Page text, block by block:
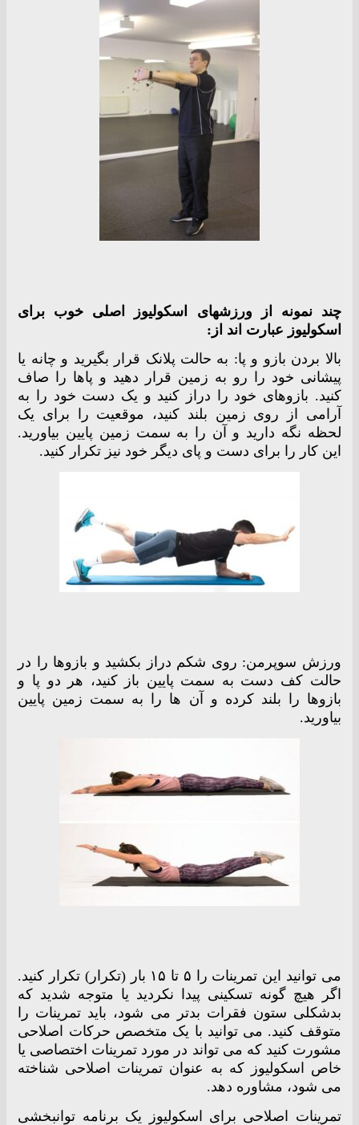
چند نمونه از ورزشهای اسکولیوز اصلی خوب برای
اسکولیوز عبارت اند از:
بالا بردن بازو و پا: به حالت پلانک قرار بگیرید و چانه یا
پیشانی خود را رو به زمین قرار دهید و پاها را صاف
کنید. بازوهای خود را دراز کنید و یک دست خود را به
آرامی از روی زمین بلند کنید، موقعیت را برای یک
لحظه نگه دارید و آن را به سمت زمین پایین بیاورید.
این کار را برای دست و پای دیگر خود نیز تکرار کنید.
ورزش سوپرمن: روی شکم دراز بکشید و بازوها را در
حالت کف دست به سمت پایین باز کنید، هر دو پا و
بازوها را بلند کرده و آن ها را به سمت زمین پایین
بیاورید.
می توانید این تمرینات را ۵ تا ۱۵ بار (تکرار) تکرار کنید.
اگر هیچ گونه تسکینی پیدا نکردید یا متوجه شدید که
بدشکلی ستون فقرات بدتر می شود، باید تمرینات را
متوقف کنید. می توانید با یک متخصص حرکات اصلاحی
مشورت کنید که می تواند در مورد تمرینات اختصاصی یا
خاص اسکولیوز که به عنوان تمرینات اصلاحی شناخته
می شود، مشاوره دهد.
تمرینات اصلاحی برای اسکولیوز یک برنامه توانبخشی